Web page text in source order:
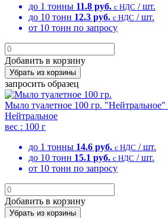
до 1 тонны 11.8 руб. с НДС / шт.
до 10 тонн 12.3 руб. с НДС / шт.
от 10 тонн по запросу
Добавить в корзину
Убрать из корзины
запросить образец
Мыло туалетное 100 гр. "Нейтральное"
Нейтральное
вес : 100 г
до 1 тонны 14.6 руб. с НДС / шт.
до 10 тонн 15.1 руб. с НДС / шт.
от 10 тонн по запросу
Добавить в корзину
Убрать из корзины